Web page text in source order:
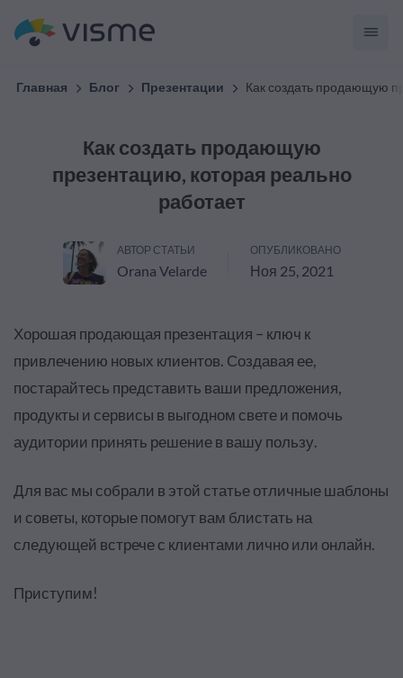
Главная Блог Презентации Как создать продающую
Как создать продающую
презентацию, которая реально
работает
АВТОР СТАТЬИ
Orana Velarde
ОПУБЛИКОВАНО
Ноя 25, 2021
Хорошая продающая презентация – ключ к
привлечению новых клиентов. Создавая ее,
постарайтесь представить ваши предложения,
продукты и сервисы в выгодном свете и помочь
аудитории принять решение в вашу пользу.
Для вас мы собрали в этой статье отличные шаблоны
и советы, которые помогут вам блистать на
следующей встрече с клиентами лично или онлайн.
Приступим!